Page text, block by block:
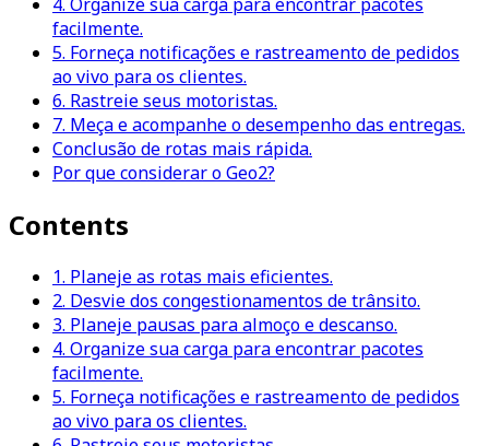
facilmente.
5. Forneça notificações e rastreamento de pedidos
ao vivo para os clientes.
6. Rastreie seus motoristas.
7. Meça e acompanhe o desempenho das entregas.
Conclusão de rotas mais rápida.
Por que considerar o Geo2?
Contents
1. Planeje as rotas mais eficientes.
2. Desvie dos congestionamentos de trânsito.
3. Planeje pausas para almoço e descanso.
4. Organize sua carga para encontrar pacotes
facilmente.
5. Forneça notificações e rastreamento de pedidos
ao vivo para os clientes.